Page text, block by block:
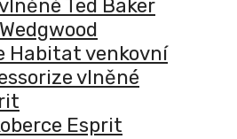
Ted Baker
Habitat venkovní
vlněné
Esprit